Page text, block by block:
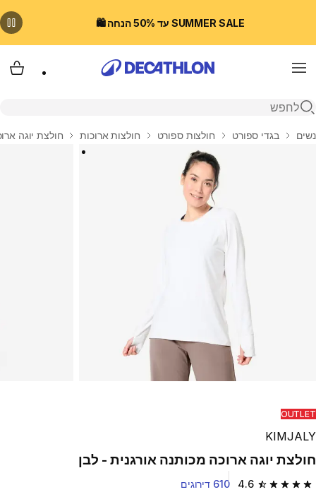
SUMMER SALE עד 50% הנחה 🛍️
Menu
פתיחת חיפוש
בית
נשים בגדי ספורט חולצות ספורט חולצות ארוכות חולצת יוגה
Play Video
OUTLET
KIMJALY
חולצת יוגה ארוכה מכותנה אורגנית - לבן
4.6 4.6 out of 5 stars from 610 reviews 610 דירוגים